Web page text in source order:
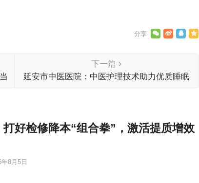
下一篇
延安市中医医院：中医护理技术助力优质睡眠
好检修降本“组合拳”，激活提质增效
年8月5日